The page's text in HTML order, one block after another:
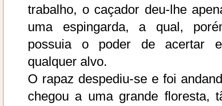
trabalho, o caçador deu-lhe
uma espingarda, a qual,
possuia o poder de acertar
qualquer alvo.
O rapaz despediu-se e foi
chegou a uma grande floresta,